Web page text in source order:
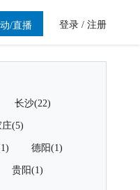
/直播 登录 / 注册
长沙(22)
(5)
德阳(1)
贵阳(1)